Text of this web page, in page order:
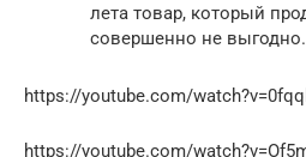
лета товар, который
совершенно не выгодно.
https://youtube.com/
https://youtube.com/